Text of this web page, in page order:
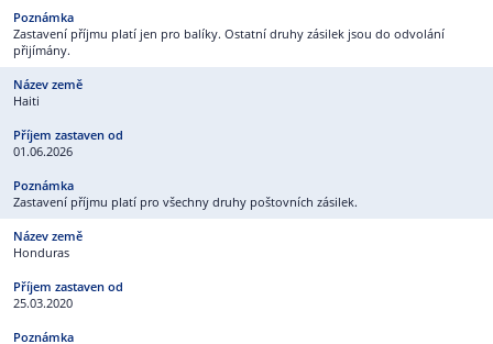
Zastavení příjmu platí jen pro balíky. Ostatní druhy zásilek jsou do odvolání
přijímány.
Haiti
01.06.2026
Zastavení příjmu platí pro všechny druhy poštovních zásilek.
Honduras
25.03.2020